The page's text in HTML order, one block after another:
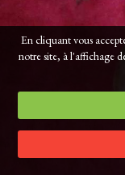
En cliquant vous
notre site, à l'affichage